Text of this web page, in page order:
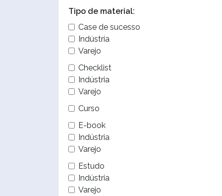
Tipo de material:
Case de sucesso
Indústria
Varejo
Checklist
Indústria
Varejo
Curso
E-book
Indústria
Varejo
Estudo
Indústria
Varejo